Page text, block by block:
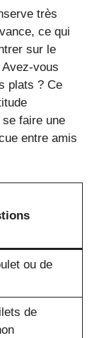
très
ce qui
sur le
vous
plats ? Ce
faire une
entre amis
ou de
de